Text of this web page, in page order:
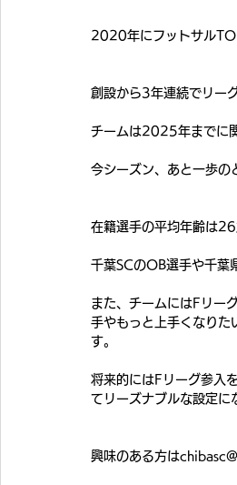
2020年にフットサル
創設から3年連続でリー
チームは2025年までに
今シーズン、あと一歩の
在籍選手の平均年齢は
千葉SCのOB選手や千葉
また、チームにはFリー
手やもっと上手くなりた
す。
将来的にはFリーグ参入
てリーズナブルな設定に
興味のある方は